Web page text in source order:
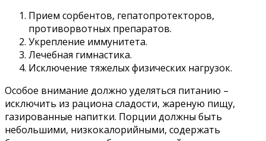
Прием сорбентов, гепатопротекторов,
противорвотных препаратов.
Укрепление иммунитета.
Лечебная гимнастика.
Исключение тяжелых физических нагрузок.
Особое внимание должно уделяться питанию –
исключить из рациона сладости, жареную пищу,
газированные напитки. Порции должны быть
небольшими, низкокалорийными, содержать